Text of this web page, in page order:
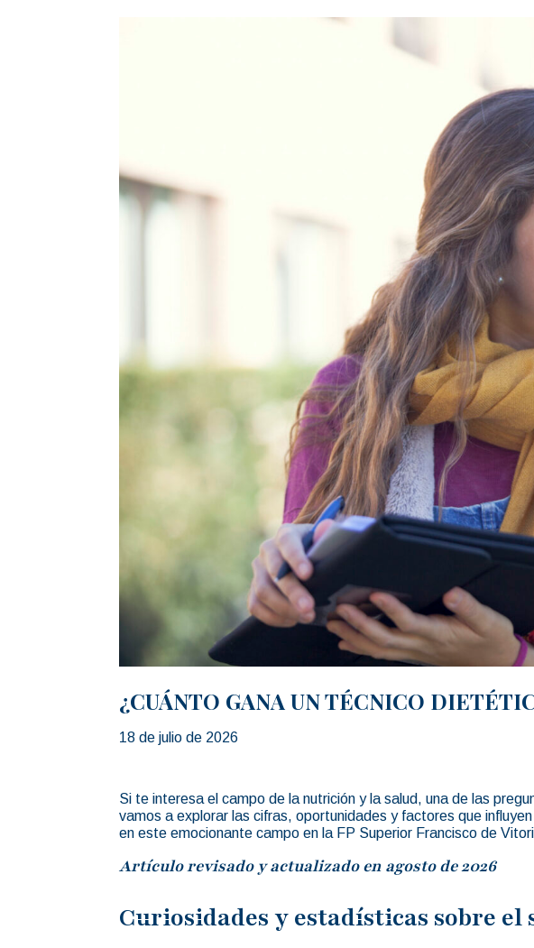
¿CUÁNTO GANA UN TÉCNICO
18 de julio de 2026
Si te interesa el campo de la nutrición y la salud, una de las
vamos a explorar las cifras, oportunidades y factores que
en este emocionante campo en la FP Superior Francisco de
Artículo revisado y actualizado en agosto de 2026
Curiosidades y estadísticas sobre